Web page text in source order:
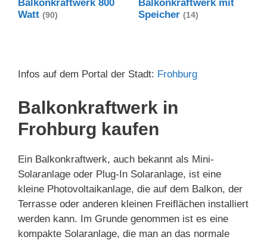
Balkonkraftwerk 800
Watt (90)
Balkonkraftwerk mit
Speicher (14)
Infos auf dem Portal der Stadt: Frohburg
Balkonkraftwerk in
Frohburg kaufen
Ein Balkonkraftwerk, auch bekannt als Mini-
Solaranlage oder Plug-In Solaranlage, ist eine
kleine Photovoltaikanlage, die auf dem Balkon, der
Terrasse oder anderen kleinen Freiflächen installiert
werden kann. Im Grunde genommen ist es eine
kompakte Solaranlage, die man an das normale